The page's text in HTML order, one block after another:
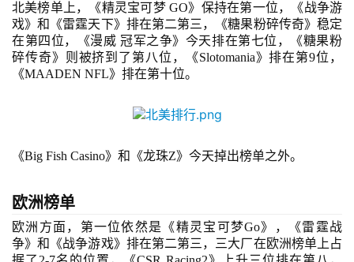
游
茶
原
创
业
手
机
北美榜单上，《精灵宝可梦 GO》保持在第一位，《战争游
戏》和《雷霆天下》排在第二第三，《糖果粉碎传奇》稳定
在第四位，《漫威 冠军之争》今天排在第七位，《糖果粉
碎传奇》则被挤到了第八位，《Slotomania》排在第9位，
《MAADEN NFL》排在第十位。
《Big Fish Casino》和《龙珠Z》今天掉出榜单之外。
欧洲榜单
欧洲方面 ，第一位依然是《精灵宝可梦Go》
，《雷霆战
争》和《战争游戏》排在第二第三，三大厂在欧洲榜单上占